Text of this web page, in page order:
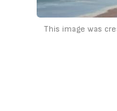
This image was